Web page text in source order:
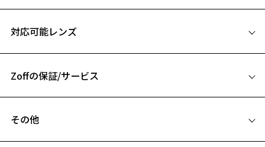
【デザイン】
男性人気のバネ丁番を搭載したスクエア型のメタルフレーム。
ZY232G19-14F1：定番で使いやすいブラック。
B ブリッジ(鼻部分)の横幅：16mm
対応可能レンズ
フレームとレンズの合計料金を知りたい方へ
Zoffの保証/サービス
その他